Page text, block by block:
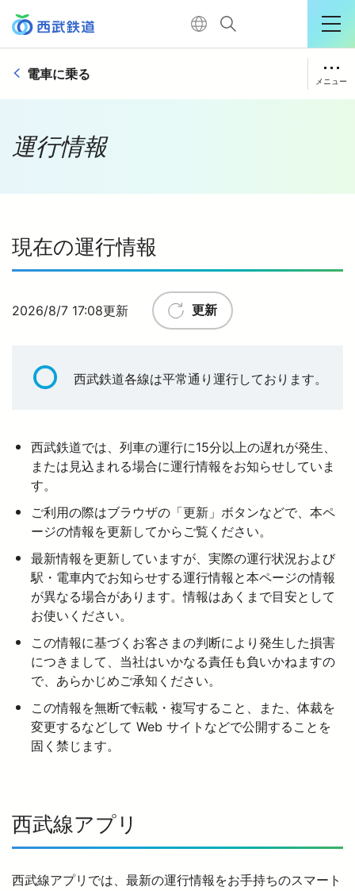
電車に乗る
ニュースルーム
企業情報
採用情報
法人の方へ
お忘れもの Lost＆Found
西武鉄道の公式アカウント一覧
サイトマップ
電車に乗る メニュー
電車が遅延・運休したとき
特急電車・座席指定列車
きっぷ・PASMO・定期券
お子さま連れのお客さま・妊娠中のお客さ
ま
電車図鑑
運行情報
現在の運行情報
2026/8/7 17:08更新 更新
西武鉄道各線は平常通り運行しております。
西武鉄道では、列車の運行に15分以上の遅れが発生、
または見込まれる場合に運行情報をお知らせしていま
す。
ご利用の際はブラウザの「更新」ボタンなどで、本ペ
ージの情報を更新してからご覧ください。
最新情報を更新していますが、実際の運行状況および
駅・電車内でお知らせする運行情報と本ページの情報
が異なる場合があります。情報はあくまで目安として
お使いください。
この情報に基づくお客さまの判断により発生した損害
につきまして、当社はいかなる責任も負いかねますの
で、あらかじめご承知ください。
この情報を無断で転載・複写すること、また、体裁を
変更するなどして Web サイトなどで公開することを
固く禁じます。
西武線アプリ
西武線アプリでは、最新の運行情報をお手持ちのスマート